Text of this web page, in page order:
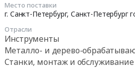
Место поставки
г. Санкт-Петербург,Санкт-Петербург
Отрасли
Инструменты
Металло- и дерево-
Станки, монтаж и обслуживание